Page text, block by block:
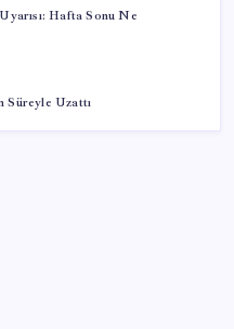
Hafta Sonu Ne
Süreyle Uzattı